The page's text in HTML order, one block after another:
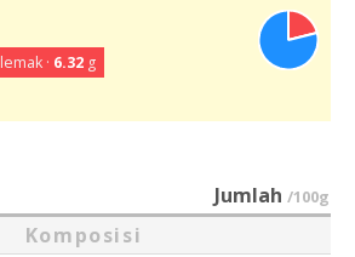
lemak · 6.32g
Jumlah /100g
Komposisi